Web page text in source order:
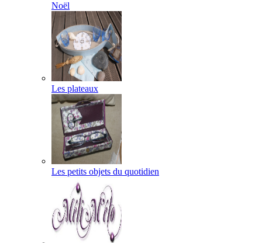
Noël
Les plateaux
Les petits objets du quotidien